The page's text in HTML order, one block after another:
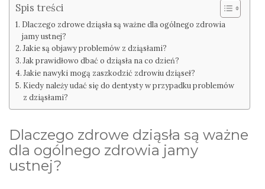
Spis treści
Dlaczego zdrowe dziąsła są ważne dla ogólnego zdrowia
jamy ustnej?
Jakie są objawy problemów z dziąsłami?
Jak prawidłowo dbać o dziąsła na co dzień?
Jakie nawyki mogą zaszkodzić zdrowiu dziąseł?
Kiedy należy udać się do dentysty w przypadku problemów
z dziąsłami?
Dlaczego zdrowe dziąsła są ważne
dla ogólnego zdrowia jamy
ustnej?